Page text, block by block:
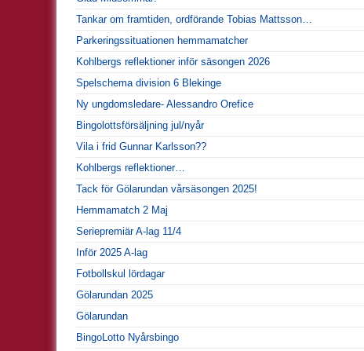
Tankar om framtiden, ordförande Tobias Mattsson…
Parkeringssituationen hemmamatcher
Kohlbergs reflektioner inför säsongen 2026
Spelschema division 6 Blekinge
Ny ungdomsledare- Alessandro Orefice
Bingolottsförsäljning jul/nyår
Vila i frid Gunnar Karlsson??
Kohlbergs reflektioner…
Tack för Gölarundan vårsäsongen 2025!
Hemmamatch 2 Maj
Seriepremiär A-lag 11/4
Inför 2025 A-lag
Fotbollskul lördagar
Gölarundan 2025
Gölarundan
BingoLotto Nyårsbingo